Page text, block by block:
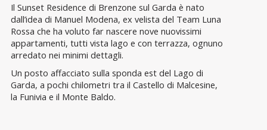
Il Sunset Residence di Brenzone sul Garda è nato
dall’idea di Manuel Modena, ex velista del Team Luna
Rossa che ha voluto far nascere nove nuovissimi
appartamenti, tutti vista lago e con terrazza, ognuno
arredato nei minimi dettagli.
Un posto affacciato sulla sponda est del Lago di
Garda, a pochi chilometri tra il Castello di Malcesine,
la Funivia e il Monte Baldo.